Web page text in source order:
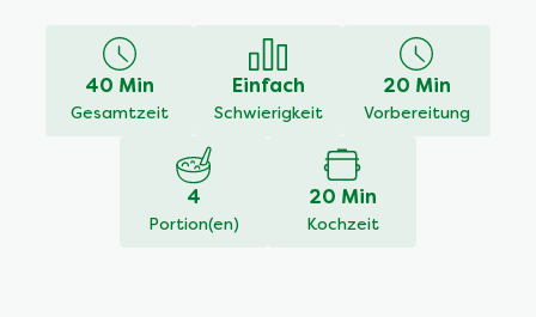
recipe
40 Min
Gesamtzeit
Einfach
Schwierigkeit
20 Min
Vorbereitung
4
Portion(en)
20 Min
Kochzeit